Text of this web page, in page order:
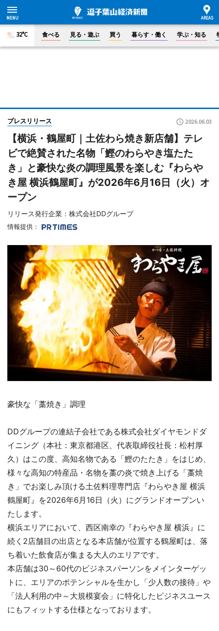
32°C 食べる 見る・遊ぶ 買う 暮らす・働く 学ぶ・知る
プレスリリース 2026.06.03
【横浜・鶴屋町｜土佐わら焼き新店舗】テレ
ビで絶賛された名物「鰹のわらやき塩たた
き」と豪快な炎の調理風景を楽しむ『わらや
き屋 横浜鶴屋町』が2026年6月16日（火）オ
ープン
リリース発行企業：株式会社DDグループ
情報提供：
豪快な「藁焼き」調理
DDグループの連結子会社である株式会社ダイヤモンドダ
イニング（本社：東京都港区、代表取締役社長：松村厚
久）はこの度、高知名物である「鰹のたたき」をはじめ、
様々な高知の特産品・名物を藁の炎で焼き上げる「藁焼
き」でお楽しみ頂ける土佐料理専門店『わらやき屋 横浜
鶴屋町』を2026年6月16日（火）にグランドオープンい
たします。
横浜エリアにおいて、西区南幸の『わらやき屋 横浜』に
続く2店舗目の出店となる本店舗が位置する鶴屋町は、落
ち着いた飲食店が集まる大人のエリアです。
本店舗は30～60代のビジネスパーソンをメインターゲッ
トに、エリアのポテンシャルを生かし「少人数の接待」や
「法人利用の中～大規模宴会」に特化したビジネスユース
にもフィットする仕様となっております。